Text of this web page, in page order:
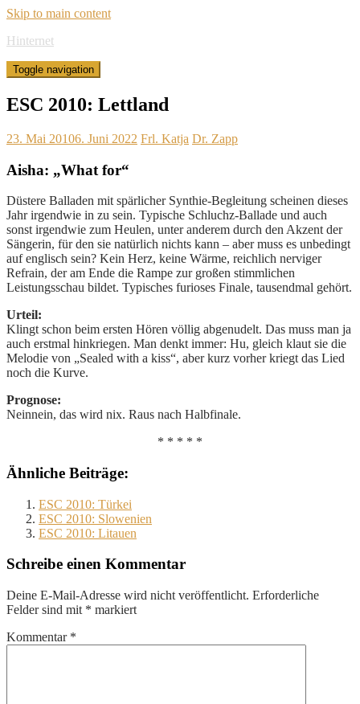
Skip to main content
Hinternet
Toggle navigation
ESC 2010: Lettland
23. Mai 20106. Juni 2022 Frl. Katja Dr. Zapp
Aisha: „What for“
Düstere Balladen mit spärlicher Synthie-Begleitung scheinen dieses
Jahr irgendwie in zu sein. Typische Schluchz-Ballade und auch
sonst irgendwie zum Heulen, unter anderem durch den Akzent der
Sängerin, für den sie natürlich nichts kann – aber muss es unbedingt
auf englisch sein? Kein Herz, keine Wärme, reichlich nerviger
Refrain, der am Ende die Rampe zur großen stimmlichen
Leistungsschau bildet. Typisches furioses Finale, tausendmal gehört.
Urteil:
Klingt schon beim ersten Hören völlig abgenudelt. Das muss man ja
auch erstmal hinkriegen. Man denkt immer: Hu, gleich klaut sie die
Melodie von „Sealed with a kiss“, aber kurz vorher kriegt das Lied
noch die Kurve.
Prognose:
Neinnein, das wird nix. Raus nach Halbfinale.
* * * * *
Ähnliche Beiträge:
ESC 2010: Türkei
ESC 2010: Slowenien
ESC 2010: Litauen
Schreibe einen Kommentar
Deine E-Mail-Adresse wird nicht veröffentlicht. Erforderliche
Felder sind mit * markiert
Kommentar *